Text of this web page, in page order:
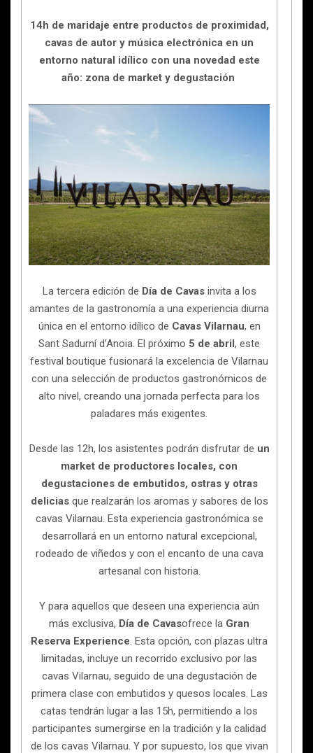
14h de maridaje entre productos de proximidad,
cavas de autor y música electrónica en un
entorno natural idílico con una novedad este
año: zona de market y degustación
La tercera edición de Día de Cavasinvita a los
amantes de la gastronomía a una experiencia diurna
única en el entorno idílico de Cavas Vilarnau, en
Sant Sadurní d’Anoia. El próximo 5 de abril, este
festival boutique fusionará la excelencia de Vilarnau
con una selección de productos gastronómicos de
alto nivel, creando una jornada perfecta para los
paladares más exigentes.
Desde las 12h, los asistentes podrán disfrutar de un
market de productores locales, con
degustaciones de embutidos, ostras y otras
delicias que realzarán los aromas y sabores de los
cavas Vilarnau. Esta experiencia gastronómica se
desarrollará en un entorno natural excepcional,
rodeado de viñedos y con el encanto de una cava
artesanal con historia.
Y para aquellos que deseen una experiencia aún
más exclusiva, Día de Cavasofrece la Gran
Reserva Experience. Esta opción, con plazas ultra
limitadas, incluye un recorrido exclusivo por las
cavas Vilarnau, seguido de una degustación de
primera clase con embutidos y quesos locales. Las
catas tendrán lugar a las 15h, permitiendo a los
participantes sumergirse en la tradición y la calidad
de los cavas Vilarnau. Y por supuesto, los que vivan